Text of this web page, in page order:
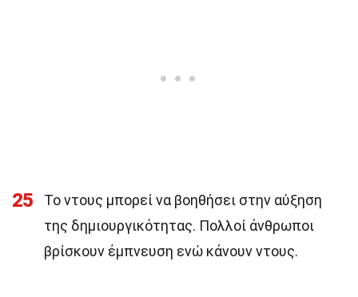
25
Το ντους μπορεί να βοηθήσει στην αύξηση
της δημιουργικότητας. Πολλοί άνθρωποι
βρίσκουν έμπνευση ενώ κάνουν ντους.